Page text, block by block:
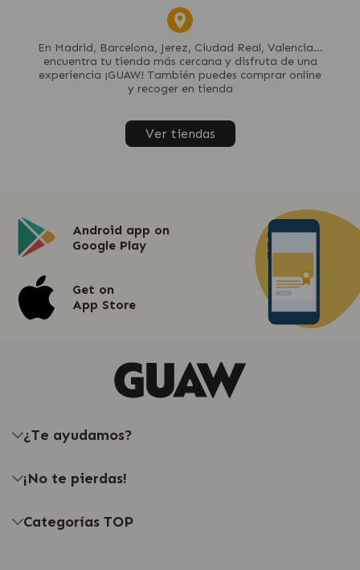
En Madrid, Barcelona, Jerez, Ciudad Real, Valencia...
encuentra tu tienda más cercana y disfruta de una
experiencia ¡GUAW! También puedes comprar online
y recoger en tienda
Ver tiendas
Android app on
Google Play
Get on
App Store
¿Te ayudamos?
¡No te pierdas!
Categorías TOP